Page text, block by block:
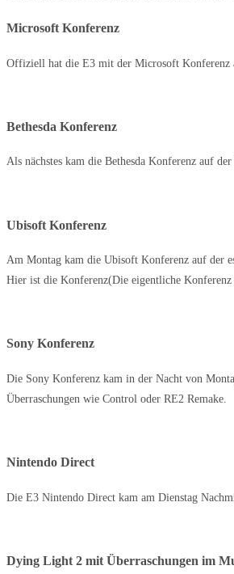
Microsoft Konferenz
Offiziell hat die E3 mit der Microsoft Konferenz
Bethesda Konferenz
Als nächstes kam die Bethesda Konferenz auf
Ubisoft Konferenz
Am Montag kam die Ubisoft Konferenz auf der
Hier ist die Konferenz(Die eigentliche
Sony Konferenz
Die Sony Konferenz kam in der Nacht von
Überraschungen wie Control oder RE2 Remake.
Nintendo Direct
Die E3 Nintendo Direct kam am Dienstag
Dying Light 2 mit Überraschungen im